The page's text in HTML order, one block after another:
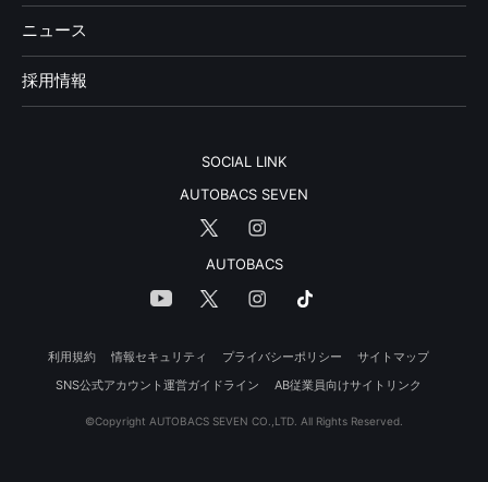
ニュース
採用情報
SOCIAL LINK
AUTOBACS SEVEN
AUTOBACS
利用規約 情報セキュリティ プライバシーポリシー
サイトマップ
SNS公式アカウント運営ガイドライン
AB従業員向けサイトリンク
©Copyright AUTOBACS SEVEN CO.,LTD. All Rights Reserved.